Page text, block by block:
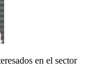
en el sector